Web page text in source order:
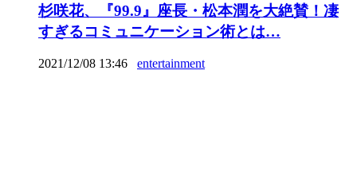
杉咲花、『99.9』座長・松本潤を大絶賛！凄
すぎるコミュニケーション術とは…
2021/12/08 13:46 entertainment